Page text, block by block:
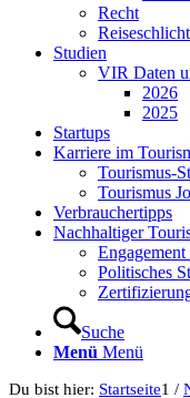
Recht
Studien
VIR Daten
2026
2025
Startups
Karriere im
Tourismus-
Tourismus
Verbrauchertipps
Nachhaltiger
Politisches
Suche
Menü Menü
Du bist hier: Startseite1 /